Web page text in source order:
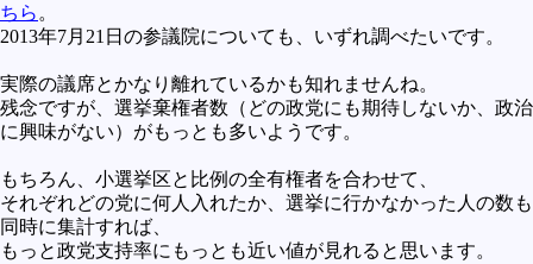
ちら 。
2013年7月21日の参議院についても、いずれ調べたいです。
実際の議席とかなり離れているかも知れませんね。
残念ですが、選挙棄権者数（どの政党にも期待しないか、政治
に興味がない）がもっとも多いようです。
もちろん、小選挙区と比例の全有権者を合わせて、
それぞれどの党に何人入れたか、選挙に行かなかった人の数も
同時に集計すれば、
もっと政党支持率にもっとも近い値が見れると思います。